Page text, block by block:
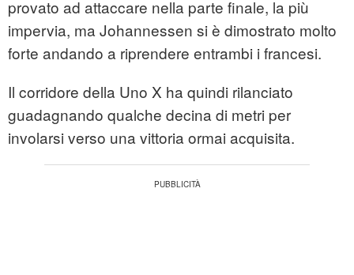
provato ad attaccare nella parte finale, la più
impervia, ma Johannessen si è dimostrato molto
forte andando a riprendere entrambi i francesi.
Il corridore della Uno X ha quindi rilanciato
guadagnando qualche decina di metri per
involarsi verso una vittoria ormai acquisita.